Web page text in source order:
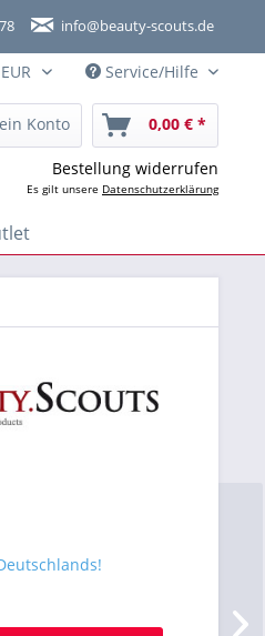
info@beauty-scouts.de
Deutsch Service/Hilfe
Konto 0,00 € *
Bestellung widerrufen
Es gilt unsere Datenschutzerklärung